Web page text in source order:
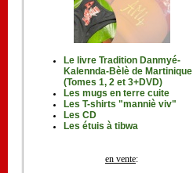
Le livre Tradition Danmyé-
Kalennda-Bèlè de Martinique
(Tomes 1, 2 et 3+DVD)
Les mugs en terre cuite
Les T-shirts "manniè viv"
Les CD
Les étuis à tibwa
en vente: